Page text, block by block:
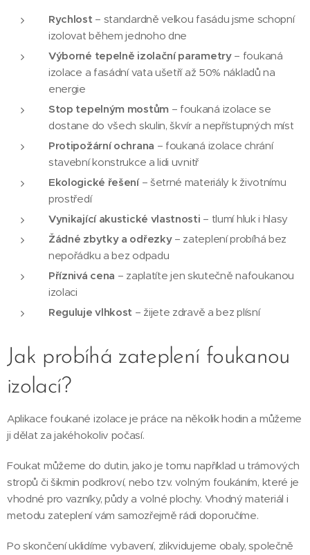
Rychlost – standardně velkou fasádu jsme schopní
izolovat během jednoho dne
Výborné tepelně izolační parametry– foukaná
izolace a fasádní vata ušetří až 50% nákladů na
energie
Stop tepelným mostům– foukaná izolace se
dostane do všech skulin, škvír a nepřístupných míst
Protipožární ochrana – foukaná izolace chrání
stavební konstrukce a lidi uvnitř
Ekologické řešení– šetrné materiály k životnímu
prostředí
Vynikající akustické vlastnosti – tlumí hluk i hlasy
Žádné zbytky a odřezky– zateplení probíhá bez
nepořádku a bez odpadu
Příznivá cena – zaplatíte jen skutečně nafoukanou
izolaci
Reguluje vlhkost – žijete zdravě a bez plísní
Jak probíhá zateplení foukanou
izolací?
Aplikace foukané izolace je práce na několik hodin a můžeme
ji dělat za jakéhokoliv počasí.
Foukat můžeme do dutin, jako je tomu například u trámových
stropů či šikmin podkroví, nebo tzv. volným foukáním, které je
vhodné pro vazníky, půdy a volné plochy. Vhodný materiál i
metodu zateplení vám samozřejmě rádi doporučíme.
Po skončení uklidíme vybavení, zlikvidujeme obaly, společně